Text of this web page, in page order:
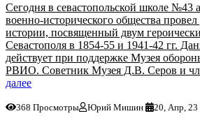
Сегодня в севастопольской школе №43
военно-исторического общества
истории, посвященный двум
Севастополя в 1854-55 и 1941-42 гг.
действует при поддержке Музея
РВИО. Советник Музея Д.В. Серов и
далее
368 Просмотры Юрий Мишин 20, Апр, 23